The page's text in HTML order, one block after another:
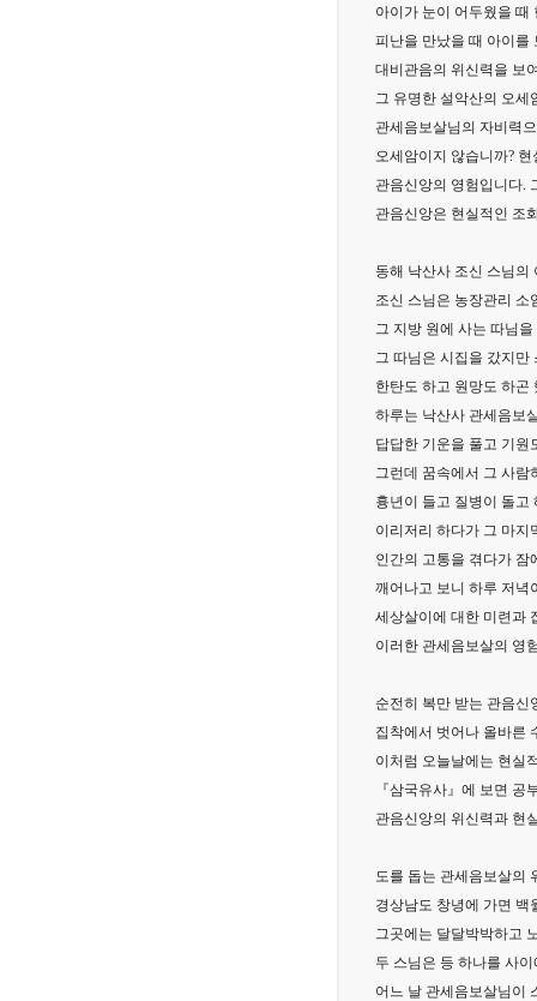
아이가 눈이 어두웠을 때
피난을 만났을 때 아이를
대비관음의 위신력을 보
그 유명한 설악산의 오세
관세음보살님의 자비력
오세암이지 않습니까?
관음신앙의 영험입니다.
관음신앙은 현실적인 조
동해 낙산사 조신 스님의
조신 스님은 농장관리 소
그 지방 원에 사는 따님
그 따님은 시집을 갔지만
한탄도 하고 원망도 하곤
하루는 낙산사 관세음보
답답한 기운을 풀고 기원
그런데 꿈속에서 그 사람
흉년이 들고 질병이 돌고
이리저리 하다가 그 마지
인간의 고통을 겪다가 잠
깨어나고 보니 하루 저녁
세상살이에 대한 미련과
이러한 관세음보살의 영
순전히 복만 받는 관음신
집착에서 벗어나 올바른
이처럼 오늘날에는 현실
『삼국유사』에 보면 공
관음신앙의 위신력과 현
도를 돕는 관세음보살의
경상남도 창녕에 가면 백
그곳에는 달달박박하고
두 스님은 등 하나를 사
어느 날 관세음보살님이